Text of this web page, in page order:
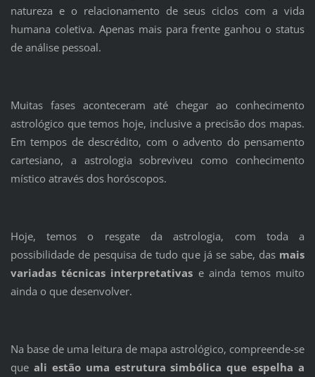
natureza e o relacionamento de seus ciclos com a vida
humana coletiva. Apenas mais para frente ganhou o status
de análise pessoal.
Muitas fases aconteceram até chegar ao conhecimento
astrológico que temos hoje, inclusive a precisão dos mapas.
Em tempos de descrédito, com o advento do pensamento
cartesiano, a astrologia sobreviveu como conhecimento
místico através dos horóscopos.
Hoje, temos o resgate da astrologia, com toda a
possibilidade de pesquisa de tudo que já se sabe, das mais
variadas técnicas interpretativas e ainda temos muito
ainda o que desenvolver.
Na base de uma leitura de mapa astrológico, compreende-se
que ali estão uma estrutura simbólica que espelha a